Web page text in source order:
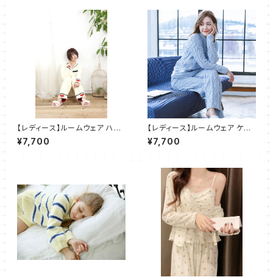
【レディース】ルームウェア ハー
ト柄 モコモコ カーディガン パジ
ャマ 部屋着 ２点セット SH505
¥7,700
【レディース】ルームウェア ケー
ブル柄 モコモコ パジャマ 部屋
着 ２点セット SH506
¥7,700